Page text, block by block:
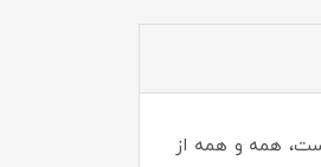
همه و همه از